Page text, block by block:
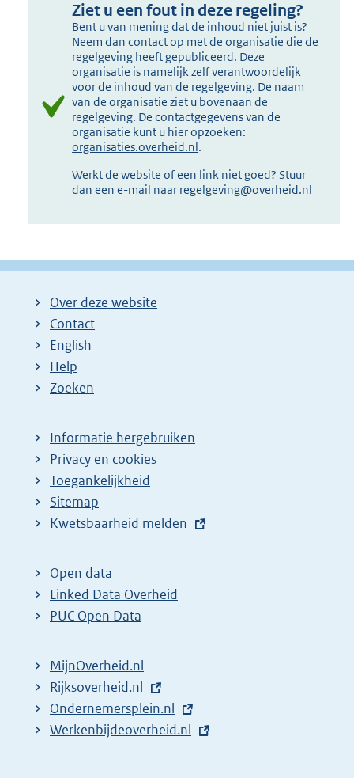
Ziet u een fout in deze regeling?
Bent u van mening dat de inhoud niet juist is?
Neem dan contact op met de organisatie die de
regelgeving heeft gepubliceerd. Deze
organisatie is namelijk zelf verantwoordelijk
voor de inhoud van de regelgeving. De naam
van de organisatie ziet u bovenaan de
regelgeving. De contactgegevens van de
organisatie kunt u hier opzoeken:
organisaties.overheid.nl.
Werkt de website of een link niet goed? Stuur
dan een e-mail naar regelgeving@overheid.nl
Over deze website
Contact
English
Help
Zoeken
Informatie hergebruiken
Privacy en cookies
Toegankelijkheid
Sitemap
E
t
e
r
l
i
n
k
Kwetsbaarheid melden
Open data
Linked Data Overheid
PUC Open Data
MijnOverheid.nl
E
x
t
Rijksoverheid.nl
E
x
Ondernemersplein.nl
E
Werkenbijdeoverheid.nl